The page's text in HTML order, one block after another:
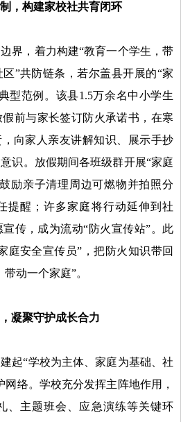
，构建家校社共育闭环
界，着力构建“教育一个学生，带
”共防链条，若尔盖县开展的“家
型范例。该县1.5万余名中小学生
前与家长签订防火承诺书，在寒
向家人亲友讲解知识、展示手抄
识。放假期间各班级群开展“家庭
励亲子清理周边可燃物并拍照分
提醒；许多家庭将行动延伸到社
传，成为流动“防火宣传站”。此
庭安全宣传员”，把防火知识带回
动一个家庭”。
凝聚守护成长合力
起“学校为主体、家庭为基础、社
络。学校充分发挥主阵地作用，
、主题班会、应急演练等关键环